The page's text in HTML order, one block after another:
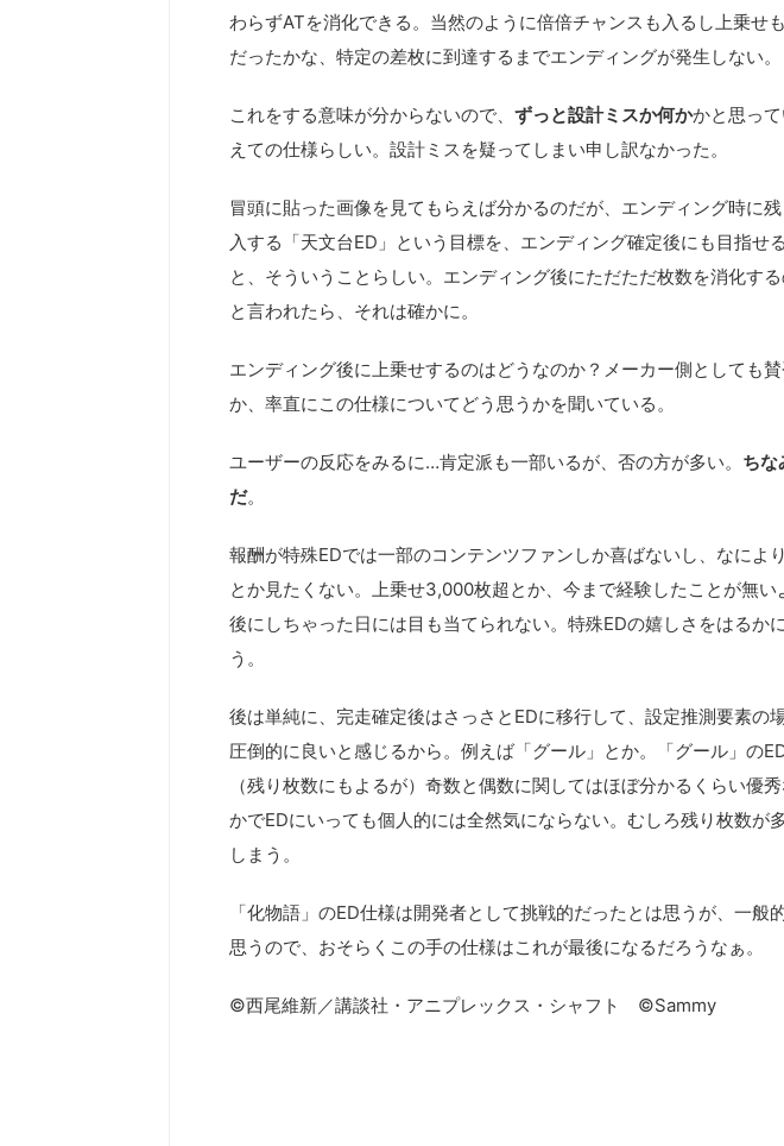
わらずATを消化できる。当然のように倍倍チャンスも入るし上乗せ
だったかな、特定の差枚に到達するまでエンディングが発生しない。
これをする意味が分からないので、 ずっと設計ミスか何かかと思っ
えての仕様らしい。設計ミスを疑ってしまい申し訳なかった。
冒頭に貼った画像を見てもらえば分かるのだが、エンディング時に
入する「天文台ED」という目標を、エンディング確定後にも目指せ
と、そういうことらしい。エンディング後にただただ枚数を消化す
と言われたら、それは確かに。
エンディング後に上乗せするのはどうなのか？メーカー側としても
か、率直にこの仕様についてどう思うかを聞いている。
ユーザーの反応をみるに…肯定派も一部いるが、否の方が多い。 ちな
だ。
報酬が特殊EDでは一部のコンテンツファンしか喜ばないし、なによ
とか見たくない。上乗せ3,000枚超とか、今まで経験したことが無い
後にしちゃった日には目も当てられない。特殊EDの嬉しさをはるか
う。
後は単純に、完走確定後はさっさとEDに移行して、設定推測要素の
圧倒的に良いと感じるから。例えば「グール」とか。「グール」の
（残り枚数にもよるが）奇数と偶数に関してはほぼ分かるくらい優
かでEDにいっても個人的には全然気にならない。むしろ残り枚数が
しまう。
「化物語」のED仕様は開発者として挑戦的だったとは思うが、一般
思うので、おそらくこの手の仕様はこれが最後になるだろうなぁ。
©西尾維新／講談社・アニプレックス・シャフト ©Sammy